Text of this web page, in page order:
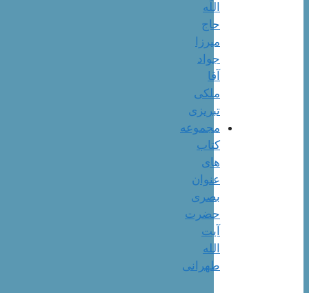
اللَه
حاج
میرزا
جواد
آقا
ملکی
تبریزی
مجموعه
کتاب
های
عنوان
بصری
حضرت
آیت
الله
طهرانی